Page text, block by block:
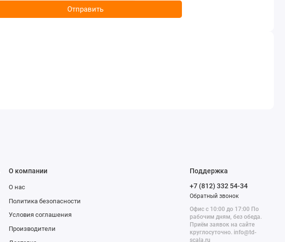
Отправить
О компании
О нас
Политика безопасности
Условия соглашения
Производители
Поддержка
+7 (812) 332 54-34
Обратный звонок
Офис с 10:00 до 17:00 По
рабочим дням, без обеда.
Приём заявок на сайте
круглосуточно. info@td-
scala.ru